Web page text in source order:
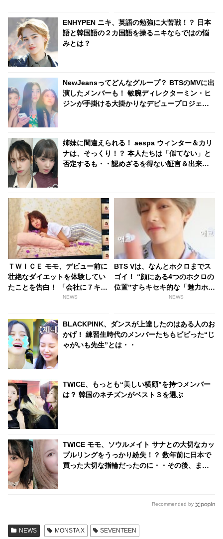
ENHYPEN ニキ、英語の勉強に大苦戦！？ 日本
語と韓国語の２カ国語を操るニキならではの悩
みとは？
NewJeansってどんなグループ？ BTSのMVに出
演したメンバーも！ 敏腕ディレクターミン・ヒ
ジンが手掛ける大掛かりなデビュープロジェク
姉妹に間違えられる！ aespa ウィンター＆カリ
ナは、そっくり！？ 本人たちは「似てない」と
否定するも・・認めざるを得ない証言＆出来事
ＴＷＩＣＥ モモ、デビュー前に
壮絶なダイエットを体験してい
たことを告白！ 「会社に７キロ
やせろって言われて・・」
NEWS
BTS Vは、なんとホクロまでス
ゴイ！ “顔にある4つのホクロの
位置”すらキセキ的な「魅力ホク
NEWS
BLACKPINK、ダンスが上達したのはある人のお
かげ！ 練習生時代のメンバーたちもビビった“じ
ゃがいも先生”とは・・
TWICE、もっとも“美しい横顔”を持つメンバー
は？ 韓国のネチズンがベスト３を選ぶ
TWICE モモ、ソウルメイト サナとの大切なカッ
プルリングをうっかり紛失！？ 数年前に日本で
買った大切な指輪だったのに・・その後、まさ
Recommended by
NEWS MONSTA X SEVENTEEN